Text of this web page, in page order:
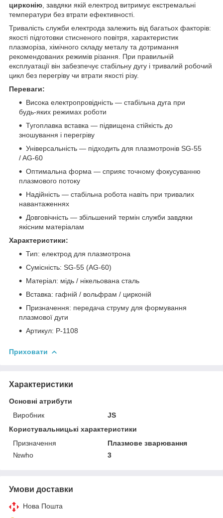
цирконію , завдяки якій електрод витримує екстремальні
температури без втрати ефективності.
Тривалість служби електрода залежить від багатьох факторів:
якості підготовки стисненого повітря, характеристик
плазморіза, хімічного складу металу та дотримання
рекомендованих режимів різання. При правильній
експлуатації він забезпечує стабільну дугу і тривалий робочий
цикл без перегріву чи втрати якості різу.
Переваги:
Висока електропровідність — стабільна дуга при
будь-яких режимах роботи
Тугоплавка вставка — підвищена стійкість до
зношування і перегріву
Універсальність — підходить для плазмотронів SG-55
/ AG-60
Оптимальна форма — сприяє точному фокусуванню
плазмового потоку
Надійність — стабільна робота навіть при тривалих
навантаженнях
Довговічність — збільшений термін служби завдяки
якісним матеріалам
Характеристики:
Тип: електрод для плазмотрона
Сумісність: SG-55 (AG-60)
Матеріал: мідь / нікельована сталь
Вставка: гафній / вольфрам / цирконій
Призначення: передача струму для формування
плазмової дуги
Артикул: P-1108
Приховати
Характеристики
Основні атрибути
Виробник
JS
Користувальницькі характеристики
Призначення
Плазмове зварювання
№who
3
Умови доставки
Нова Пошта